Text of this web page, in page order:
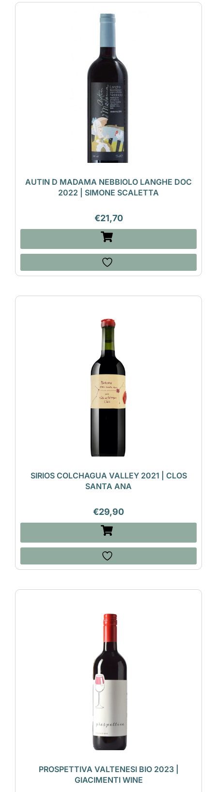
AUTIN D MADAMA NEBBIOLO LANGHE DOC
2022 | SIMONE SCALETTA
€21,70
SIRIOS COLCHAGUA VALLEY 2021 | CLOS
SANTA ANA
€29,90
PROSPETTIVA VALTENESI BIO 2023 |
GIACIMENTI WINE